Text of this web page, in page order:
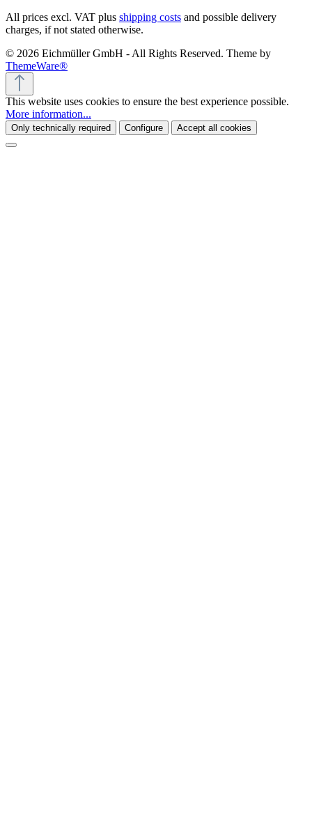
All prices excl. VAT plus shipping costs and possible delivery
charges, if not stated otherwise.
© 2026 Eichmüller GmbH - All Rights Reserved. Theme by
ThemeWare®
This website uses cookies to ensure the best experience possible.
More information...
Only technically required Configure Accept all cookies